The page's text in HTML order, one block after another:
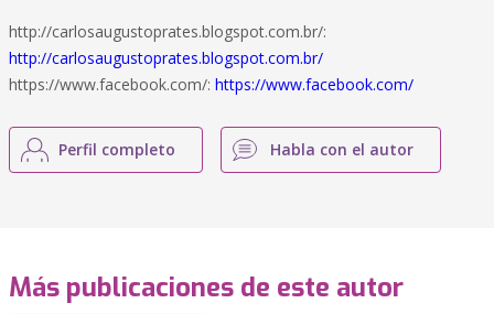
http://carlosaugustoprates.blogspot.com.br/:
http://carlosaugustoprates.blogspot.com.br/
https://www.facebook.com/: https://www.facebook.com/
Perfil completo Habla con el autor
Más publicaciones de este autor